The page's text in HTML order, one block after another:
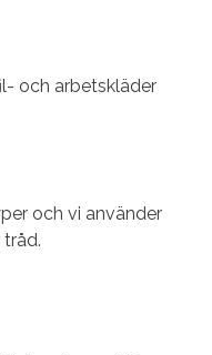
och arbetskläder
och vi använder